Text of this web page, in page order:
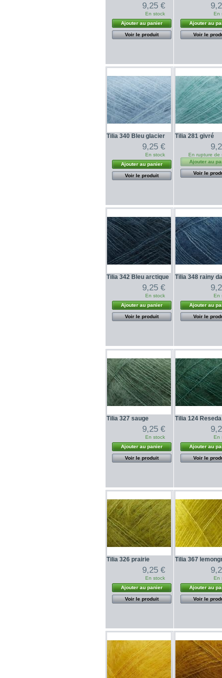
9,25 €
En stock
Ajouter au panier
Voir le produit
En
Ajouter au
Voir le
Tilia 340 Bleu glacier
9,25 €
En stock
Ajouter au panier
Voir le produit
Tilia 281 givré
En rupture de
Ajouter au
Voir le
Tilia 342 Bleu arctique
9,25 €
En stock
Ajouter au panier
Voir le produit
Tilia 348 rainy
En
Ajouter au
Voir le
Tilia 327 sauge
9,25 €
En stock
Ajouter au panier
Voir le produit
Tilia 124 Reseda
En
Ajouter au
Voir le
Tilia 326 prairie
9,25 €
En stock
Ajouter au panier
Voir le produit
Tilia 367
En
Ajouter au
Voir le